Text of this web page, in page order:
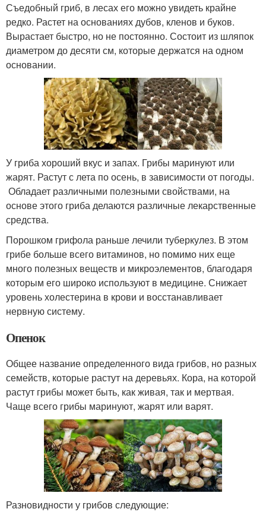
Съедобный гриб, в лесах его можно увидеть крайне
редко. Растет на основаниях дубов, кленов и буков.
Вырастает быстро, но не постоянно. Состоит из шляпок
диаметром до десяти см, которые держатся на одном
основании.
У гриба хороший вкус и запах. Грибы маринуют или
жарят. Растут с лета по осень, в зависимости от погоды.
Обладает различными полезными свойствами, на
основе этого гриба делаются различные лекарственные
средства.
Порошком грифола раньше лечили туберкулез. В этом
грибе больше всего витаминов, но помимо них еще
много полезных веществ и микроэлементов, благодаря
которым его широко используют в медицине. Снижает
уровень холестерина в крови и восстанавливает
нервную систему.
Опенок
Общее название определенного вида грибов, но разных
семейств, которые растут на деревьях. Кора, на которой
растут грибы может быть, как живая, так и мертвая.
Чаще всего грибы маринуют, жарят или варят.
Разновидности у грибов следующие: